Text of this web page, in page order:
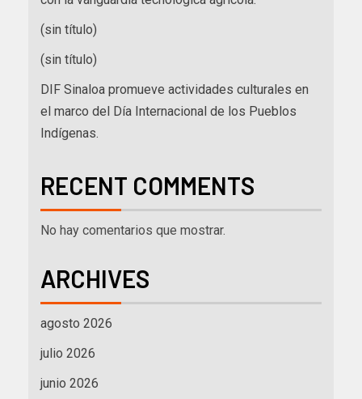
(sin título)
(sin título)
DIF Sinaloa promueve actividades culturales en
el marco del Día Internacional de los Pueblos
Indígenas.
RECENT COMMENTS
No hay comentarios que mostrar.
ARCHIVES
agosto 2026
julio 2026
junio 2026